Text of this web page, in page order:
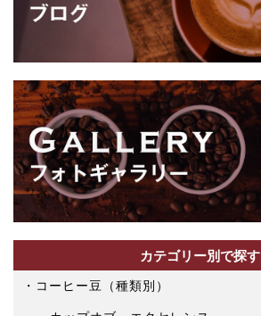
カテゴリー別で探す
コーヒー豆（種類別）